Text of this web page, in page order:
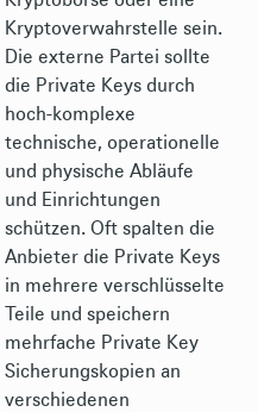
Kryptoverwahrstelle sein.
Die externe Partei sollte
die Private Keys durch
hoch-komplexe
technische, operationelle
und physische Abläufe
und Einrichtungen
schützen. Oft spalten die
Anbieter die Private Keys
in mehrere verschlüsselte
Teile und speichern
mehrfache Private Key
Sicherungskopien an
verschiedenen